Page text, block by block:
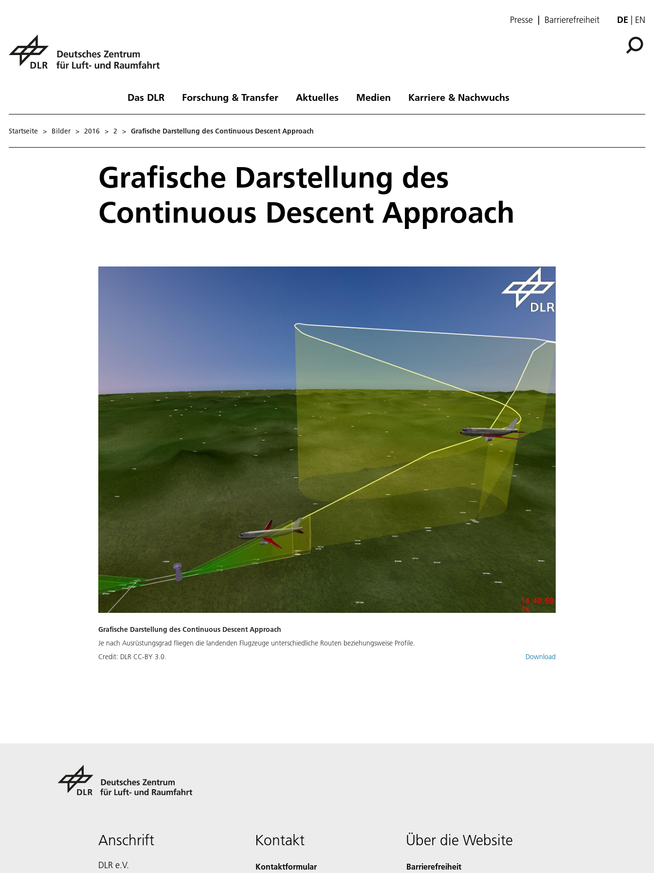
Presse Barrierefreiheit DE EN
Das DLR Forschung & Transfer Aktuelles Medien Karriere & Nachwuchs
Startseite > Bilder > 2016 > 2 > Grafische Darstellung des Continuous Descent Approach
Grafische Darstellung des
Continuous Descent Approach
Grafische Darstellung des Continuous Descent Approach
Je nach Ausrüstungsgrad fliegen die landenden Flugzeuge unterschiedliche Routen beziehungsweise Profile.
Credit: DLR CC-BY 3.0. Download
Anschrift
DLR e.V.
Kontakt
Kontaktformular
Über die Website
Barrierefreiheit